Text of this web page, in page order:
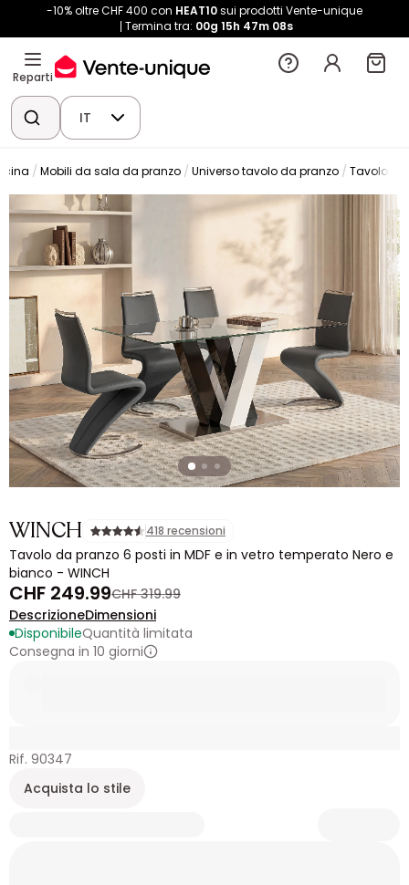
-10% oltre CHF 400 con HEAT10sui prodotti Vente-unique
Termina tra: 00g 15h 47m 08s
Reparti
IT
Mobili da sala da pranzo Universo tavolo da pranzo Tavolo
WINCH 418 recensioni
Tavolo da pranzo 6 posti in MDF e in vetro temperato Nero e
bianco - WINCH
CHF 249.99CHF 319.99
DescrizioneDimensioni
DisponibileQuantità limitata
Consegna in 10 giorni
Rif. 90347
Acquista lo stile